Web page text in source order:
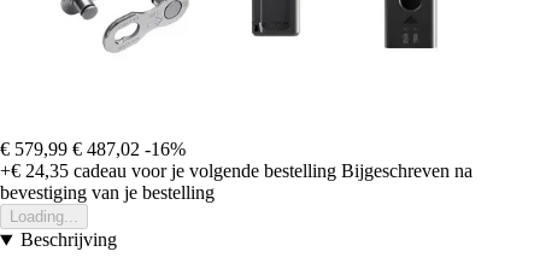
€ 579,99 € 487,02 -16%
+€ 24,35 cadeau voor je volgende bestelling Bijgeschreven na
bevestiging van je bestelling
Loading...
Beschrijving